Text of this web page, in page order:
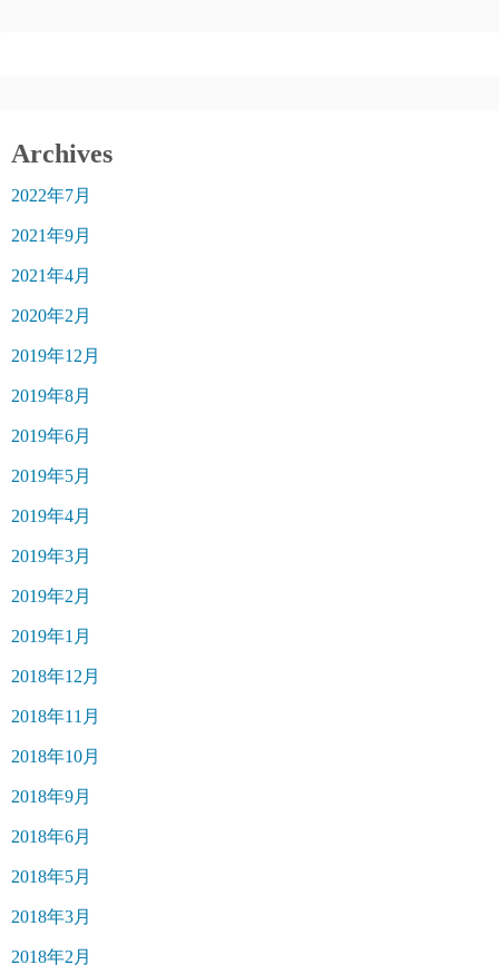
Archives
2022年7月
2021年9月
2021年4月
2020年2月
2019年12月
2019年8月
2019年6月
2019年5月
2019年4月
2019年3月
2019年2月
2019年1月
2018年12月
2018年11月
2018年10月
2018年9月
2018年6月
2018年5月
2018年3月
2018年2月